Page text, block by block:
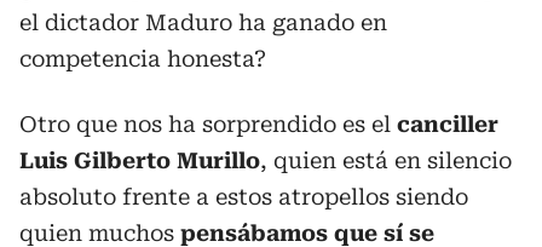
el dictador Maduro ha ganado en
competencia honesta?
Otro que nos ha sorprendido es el canciller
Luis Gilberto Murillo, quien está en silencio
absoluto frente a estos atropellos siendo
quien muchos pensábamos que sí se